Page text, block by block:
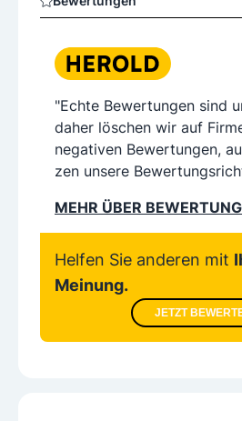
"Echte Bewertungen sind
daher löschen wir auf
negativen Bewertungen,
zen unsere
MEHR ÜBER
Helfen Sie anderen mit
Meinung.
JETZT